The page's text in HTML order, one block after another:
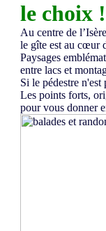
le choix !
Au centre de
le gîte est au cœur
Paysages
entre lacs et
Si le pédestre
Les points forts,
pour vous donner